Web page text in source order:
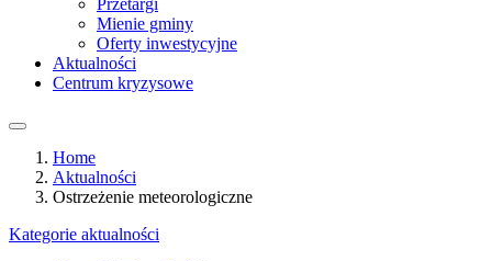
Przetargi
Mienie gminy
Oferty inwestycyjne
Aktualności
Centrum kryzysowe
Home
Aktualności
Ostrzeżenie meteorologiczne
Kategorie aktualności